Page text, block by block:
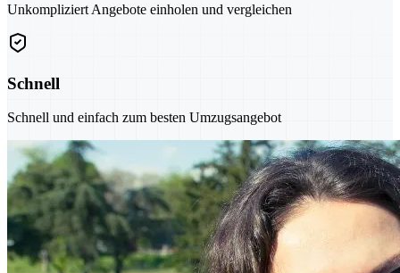
Unkompliziert Angebote einholen und vergleichen
Schnell
Schnell und einfach zum besten Umzugsangebot